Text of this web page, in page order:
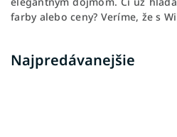
farby alebo ceny? Veríme, že s
Najpredávanejšie